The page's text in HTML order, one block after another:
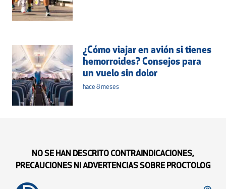
¿Cómo viajar en avión si tienes
hemorroides? Consejos para
un vuelo sin dolor
hace 8 meses
NO SE HAN DESCRITO CONTRAINDICACIONES,
PRECAUCIONES NI ADVERTENCIAS SOBRE PROCTOLOG